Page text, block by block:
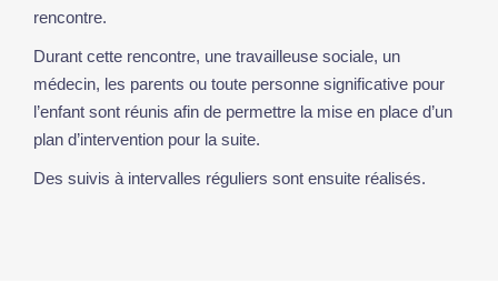
rencontre.
Durant cette rencontre, une travailleuse sociale, un
médecin, les parents ou toute personne significative pour
l’enfant sont réunis afin de permettre la mise en place d’un
plan d’intervention pour la suite.
Des suivis à intervalles réguliers sont ensuite réalisés.